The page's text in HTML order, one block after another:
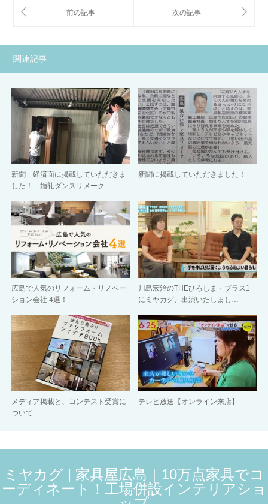
関連記事
新聞 経済面に掲載していただきま
した！ 婚礼ダンスリメーク
新聞に掲載していただきました！
広島で人気のリフォーム・リノベー
ション会社 4選！
川島宏治のTHEひろしま・プラス1
にミヤカグ、出演いたしまし…
メディア掲載と、コンテスト受賞に
ついて
テレビ放送【オンライン来店】
ミヤカグ | 家具屋広島｜10万点家具でコ
ーディネート！工場併設インテリアショ